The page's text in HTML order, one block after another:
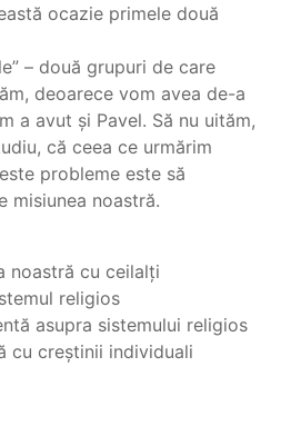
ocazie primele două
– două grupuri de care
deoarece vom avea de-a
a avut și Pavel. Să nu uităm,
că ceea ce urmărim
probleme este să
misiunea noastră.
noastră cu ceilalți
religios
asupra sistemului religios
cu creștinii individuali